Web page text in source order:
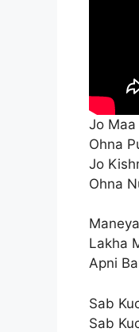
Jo Maa
Ohna
Jo
Ohna
Lakha
Apni
Sab
Sab